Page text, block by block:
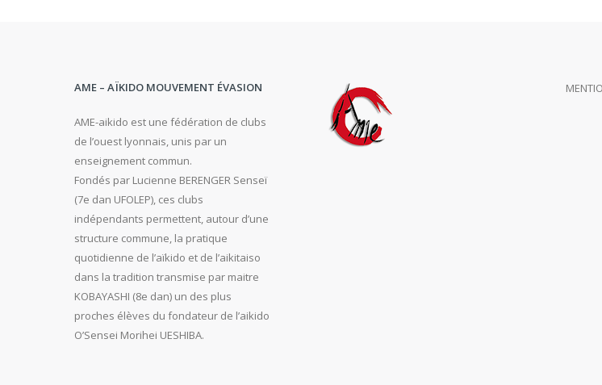
AME – AÏKIDO MOUVEMENT ÉVASION
AME-aikido est une fédération de clubs
de l’ouest lyonnais, unis par un
enseignement commun.
Fondés par Lucienne BERENGER Senseï
(7e dan UFOLEP), ces clubs
indépendants permettent, autour d’une
structure commune, la pratique
quotidienne de l’aïkido et de l’aikitaiso
dans la tradition transmise par maitre
KOBAYASHI (8e dan) un des plus
proches élèves du fondateur de l’aikido
O’Sensei Morihei UESHIBA.